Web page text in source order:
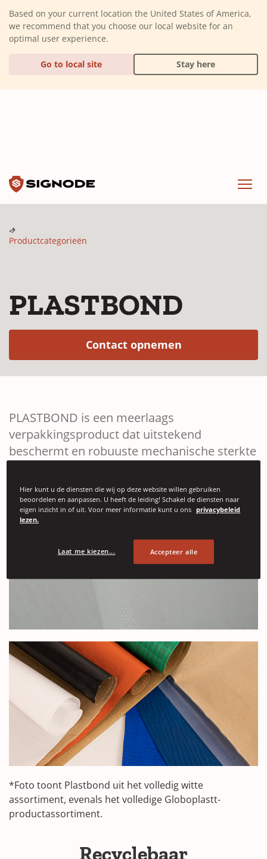
Based on your current location the United States of America,
we recommend that you choose our local website for an
optimal user experience.
Go to local site Stay here
Productcategorieën
PLASTBOND
Contact opnemen(Opens in a
PLASTBOND is een meerlaags
verpakkingsproduct dat uitstekend
beschermt en robuuste mechanische sterkte
*Foto toont Plastbond uit het volledig witte
assortiment, evenals het volledige Globoplastt-
productassortiment.
Recyclebaar
Hier kunt u de diensten die wij op deze website willen gebruiken
beoordelen en aanpassen. U heeft de leiding! Schakel de diensten naar
eigen inzicht in of uit. Voor meer informatie kunt u ons privacybeleid
lezen.
Laat me kiezen... Accepteer alle